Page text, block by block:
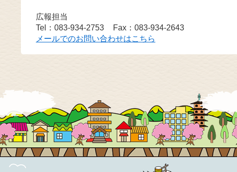
広報担当
Tel：083-934-2753
Fax：083-934-2643
メールでのお問い合わせはこちら